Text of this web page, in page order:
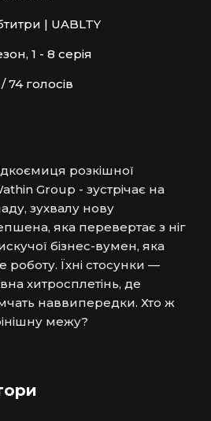
| UABLTY
1 - 8 серія
74 голосів
розкішної
Group - зустрічає на
зухвалу нову
яка перевертає з ніг
бізнес-вумен, яка
Їхні стосунки —
хитросплетінь, де
наввипередки. Хто ж
межу?